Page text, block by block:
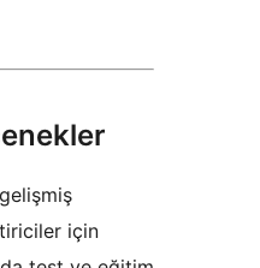
için